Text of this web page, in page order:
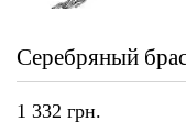
Серебряный
1 332 грн.